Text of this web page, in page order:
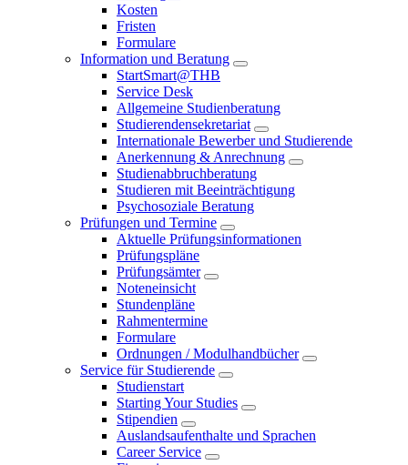
Kosten
Fristen
Formulare
Information und Beratung
StartSmart@THB
Service Desk
Allgemeine Studienberatung
Studierendensekretariat
Internationale Bewerber und Studierende
Anerkennung & Anrechnung
Studienabbruchberatung
Studieren mit Beeinträchtigung
Psychosoziale Beratung
Prüfungen und Termine
Aktuelle Prüfungsinformationen
Prüfungspläne
Prüfungsämter
Noteneinsicht
Stundenpläne
Rahmentermine
Formulare
Ordnungen / Modulhandbücher
Service für Studierende
Studienstart
Starting Your Studies
Stipendien
Auslandsaufenthalte und Sprachen
Career Service